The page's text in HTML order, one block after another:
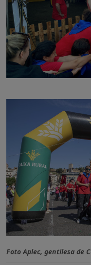
Foto Aplec, gentilesa de